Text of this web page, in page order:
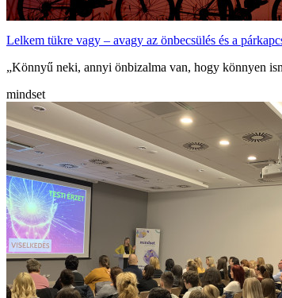
Lelkem tükre vagy – avagy az önbecsülés és a
„Könnyű neki, annyi önbizalma van, hogy könnyen
mindset